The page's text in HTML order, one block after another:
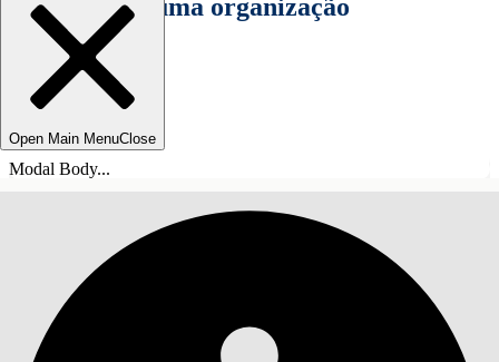
Selecionar uma organização
Open Main MenuClose
Modal Body...